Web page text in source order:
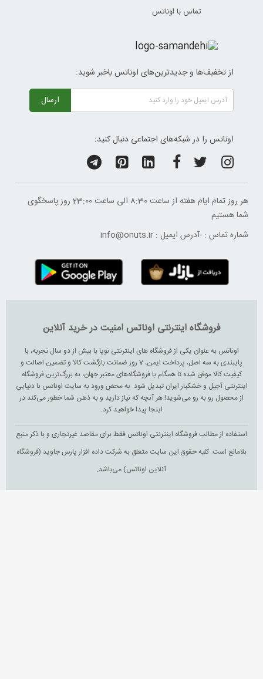
تماس با اوناتس
از تخفیف‌ها و جدیدترین‌های اوناتس باخبر شوید:
ارسال
اوناتس را در شبکه‌های اجتماعی دنبال کنید:
هر روز تمام ایام هفته از ساعت 8:30 الی ساعت 23:00 ‌روز پاسخگوی
شما هستیم
شماره تماس : -آدرس ایمیل : info@onuts.ir
فروشگاه اینترنتی اوناتس امنیت در خرید آنلاین
اوناتس به عنوان یکی از فروشگاه های اینترنتی نوپا با بیش از دو سال تجربه، با
پایبندی به سه اصل، پرداخت ایمن، 7 روز ضمانت بازگشت کالا و تضمین اصالت و
کیفیت کالا موفق شده تا همگام با فروشگاه‌های معتبر جهان، به بزرگ‌ترین فروشگاه
اینترنتی آجیل و خشکبار ایران تبدیل شود. به محض ورود به سایت اوناتس با دنیایی
از محصول رو به رو می‌شوید! هر آنچه که نیاز دارید و به ذهن شما خطور می‌کند در
اینجا پیدا خواهید کرد.
استفاده از مطالب فروشگاه اینترنتی اوناتس فقط برای مقاصد غیرتجاری و با ذکر منبع
بلامانع است. کلیه حقوق این سایت متعلق به شرکت داده افزار پارس جاوید (فروشگاه
آنلاین اوناتس) می‌باشد.